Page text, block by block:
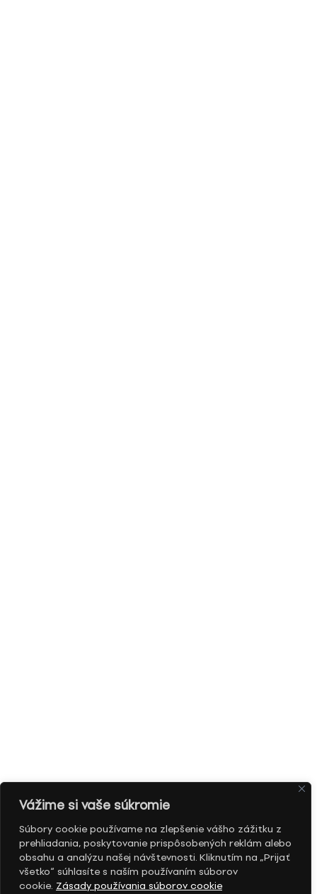
Vážime si vaše súkromie
Súbory cookie používame na zlepšenie vášho zážitku z
prehliadania, poskytovanie prispôsobených reklám alebo
obsahu a analýzu našej návštevnosti. Kliknutím na „Prijať
všetko“ súhlasíte s naším používaním súborov
cookie. Zásady používania súborov cookie